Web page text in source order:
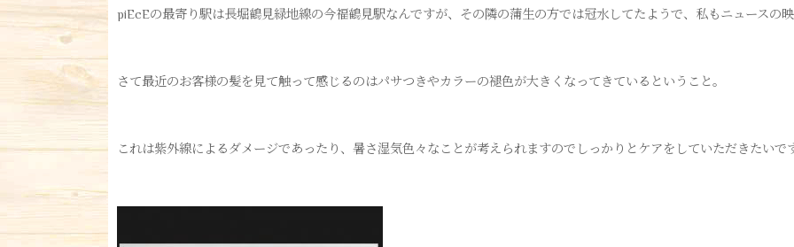
piEcEの最寄り駅は長堀鶴見緑地線の今福鶴見駅なんですが、その隣の蒲生の方では冠水してたようで、私もニュースの
さて最近のお客様の髪を見て触って感じるのはパサつきやカラーの褪色が大きくなってきているということ。
これは紫外線によるダメージであったり、暑さ湿気色々なことが考えられますのでしっかりとケアをしていただきたいで